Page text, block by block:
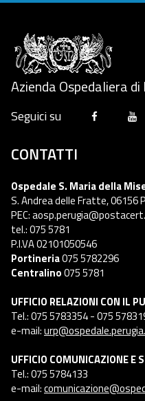
Azienda Ospedaliera di
Seguici su
CONTATTI
Ospedale S. Maria della
S. Andrea delle Fratte, 06156
PEC:
tel.: 075 5781
P.I.VA 02101050546
Portineria075 5782296
Centralino075 5781
UFFICIO RELAZIONI CON IL
Tel.: 075 5783354 - 075
e-mail:
UFFICIO COMUNICAZIONE E
Tel.: 075 5784133
e-mail: